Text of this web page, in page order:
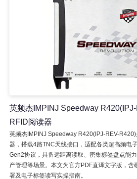
英频杰IMPINJ Speedway
RFID阅读器
英频杰IMPINJ Speedway R420(IPJ-REV-
器，搭载4路TNC天线接口，适配各类超高频电
Gen2协议，具备远距离读取、密集标签盘点能
产管理等场景。本文为官方PDF直译文字版，含
署及电子标签读写实操指南。